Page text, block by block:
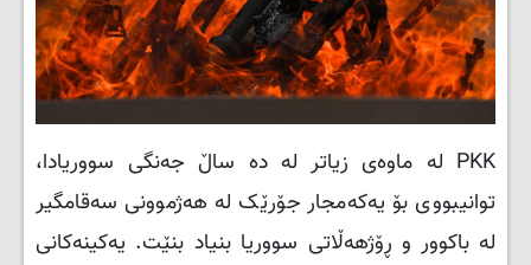
PKK لە ماوەی زیاتر لە دە ساڵ جەنگی سووریادا،
توانیبووی بۆ یەکەمجار جۆرێک لە هەژموونی سەقامگیر
لە باکوور و ڕۆژهەڵاتی سووریا بنیاد بنێت. یەکینەکانی